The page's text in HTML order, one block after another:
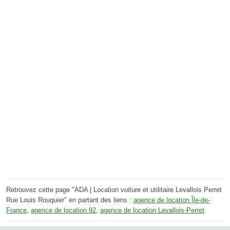
Retrouvez cette page "ADA | Location voiture et utilitaire Levallois Perret
Rue Louis Rouquier" en partant des liens : agence de location Île-de-
France agence de location 92 agence de location Levallois-Perret